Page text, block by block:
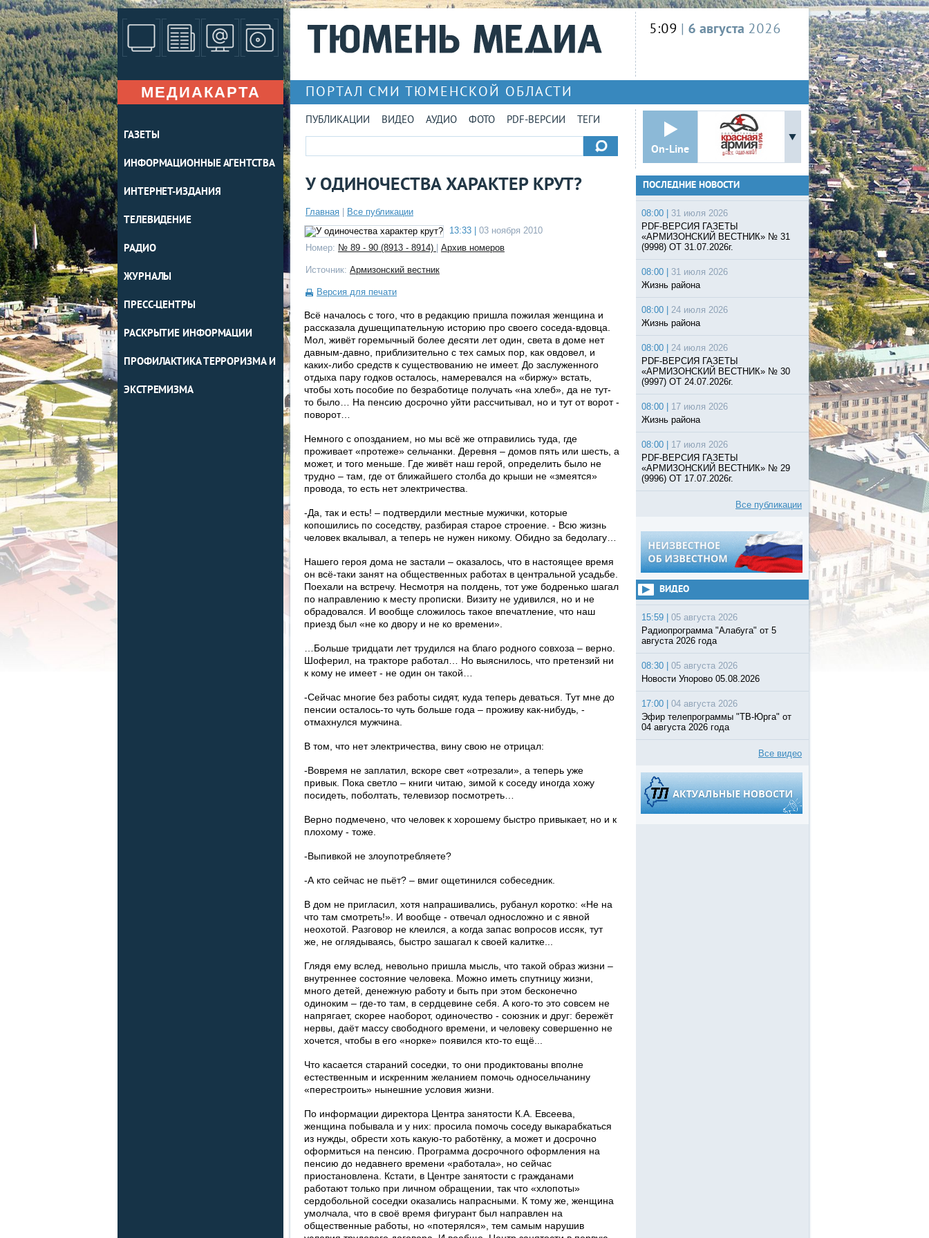
МЕДИАКАРТА
ГАЗЕТЫ
ИНФОРМАЦИОННЫЕ АГЕНТСТВА
ИНТЕРНЕТ-ИЗДАНИЯ
ТЕЛЕВИДЕНИЕ
РАДИО
ЖУРНАЛЫ
ПРЕСС-ЦЕНТРЫ
РАСКРЫТИЕ ИНФОРМАЦИИ
ПРОФИЛАКТИКА ТЕРРОРИЗМА И
ЭКСТРЕМИЗМА
5:09 | 6 августа 2026
ПОРТАЛ СМИ ТЮМЕНСКОЙ ОБЛАСТИ
ПУБЛИКАЦИИ ВИДЕО АУДИО ФОТО PDF-ВЕРСИИ ТЕГИ
On-Line
У ОДИНОЧЕСТВА ХАРАКТЕР КРУТ?
Главная
Все публикации
13:33 |
03 ноября 2010
Номер: № 89 - 90 (8913 - 8914) Архив номеров
Источник: Армизонский вестник
Версия для печати
Всё началось с того, что в редакцию пришла пожилая женщина и
рассказала душещипательную историю про своего соседа-вдовца.
Мол, живёт горемычный более десяти лет один, света в доме нет
давным-давно, приблизительно с тех самых пор, как овдовел, и
каких-либо средств к существованию не имеет. До заслуженного
отдыха пару годков осталось, намеревался на «биржу» встать,
чтобы хоть пособие по безработице получать «на хлеб», да не тут-
то было… На пенсию досрочно уйти рассчитывал, но и тут от ворот -
поворот…
Немного с опозданием, но мы всё же отправились туда, где
проживает «протеже» сельчанки. Деревня – домов пять или шесть, а
может, и того меньше. Где живёт наш герой, определить было не
трудно – там, где от ближайшего столба до крыши не «змеятся»
провода, то есть нет электричества.
-Да, так и есть! – подтвердили местные мужички, которые
копошились по соседству, разбирая старое строение. - Всю жизнь
человек вкалывал, а теперь не нужен никому. Обидно за бедолагу…
Нашего героя дома не застали – оказалось, что в настоящее время
он всё-таки занят на общественных работах в центральной усадьбе.
Поехали на встречу. Несмотря на полдень, тот уже бодренько шагал
по направлению к месту прописки. Визиту не удивился, но и не
обрадовался. И вообще сложилось такое впечатление, что наш
приезд был «не ко двору и не ко времени».
…Больше тридцати лет трудился на благо родного совхоза – верно.
Шоферил, на тракторе работал… Но выяснилось, что претензий ни
к кому не имеет - не один он такой…
-Сейчас многие без работы сидят, куда теперь деваться. Тут мне до
пенсии осталось-то чуть больше года – проживу как-нибудь, -
отмахнулся мужчина.
В том, что нет электричества, вину свою не отрицал:
-Вовремя не заплатил, вскоре свет «отрезали», а теперь уже
привык. Пока светло – книги читаю, зимой к соседу иногда хожу
посидеть, поболтать, телевизор посмотреть…
Верно подмечено, что человек к хорошему быстро привыкает, но и к
плохому - тоже.
-Выпивкой не злоупотребляете?
-А кто сейчас не пьёт? – вмиг ощетинился собеседник.
В дом не пригласил, хотя напрашивались, рубанул коротко: «Не на
что там смотреть!». И вообще - отвечал односложно и с явной
неохотой. Разговор не клеился, а когда запас вопросов иссяк, тут
же, не оглядываясь, быстро зашагал к своей калитке...
Глядя ему вслед, невольно пришла мысль, что такой образ жизни –
внутреннее состояние человека. Можно иметь спутницу жизни,
много детей, денежную работу и быть при этом бесконечно
одиноким – где-то там, в сердцевине себя. А кого-то это совсем не
напрягает, скорее наоборот, одиночество - союзник и друг: бережёт
нервы, даёт массу свободного времени, и человеку совершенно не
хочется, чтобы в его «норке» появился кто-то ещё...
Что касается стараний соседки, то они продиктованы вполне
естественным и искренним желанием помочь односельчанину
«перестроить» нынешние условия жизни.
По информации директора Центра занятости К.А. Евсеева,
женщина побывала и у них: просила помочь соседу выкарабкаться
из нужды, обрести хоть какую-то работёнку, а может и досрочно
оформиться на пенсию. Программа досрочного оформления на
пенсию до недавнего времени «работала», но сейчас
приостановлена. Кстати, в Центре занятости с гражданами
работают только при личном обращении, так что «хлопоты»
сердобольной соседки оказались напрасными. К тому же, женщина
умолчала, что в своё время фигурант был направлен на
общественные работы, но «потерялся», тем самым нарушив
ПОСЛЕДНИЕ НОВОСТИ
08:00 |
31 июля 2026
PDF-ВЕРСИЯ ГАЗЕТЫ
«АРМИЗОНСКИЙ ВЕСТНИК» № 31
(9998) ОТ 31.07.2026г.
08:00 |
31 июля 2026
Жизнь района
08:00 |
24 июля 2026
Жизнь района
08:00 |
24 июля 2026
PDF-ВЕРСИЯ ГАЗЕТЫ
«АРМИЗОНСКИЙ ВЕСТНИК» № 30
(9997) ОТ 24.07.2026г.
08:00 |
17 июля 2026
Жизнь района
08:00 |
17 июля 2026
PDF-ВЕРСИЯ ГАЗЕТЫ
«АРМИЗОНСКИЙ ВЕСТНИК» № 29
(9996) ОТ 17.07.2026г.
Все публикации
ВИДЕО
15:59 |
05 августа 2026
Радиопрограмма "Алабуга" от 5
августа 2026 года
08:30 |
05 августа 2026
Новости Упорово 05.08.2026
17:00 |
04 августа 2026
Эфир телепрограммы "ТВ-Юрга" от
04 августа 2026 года
Все видео